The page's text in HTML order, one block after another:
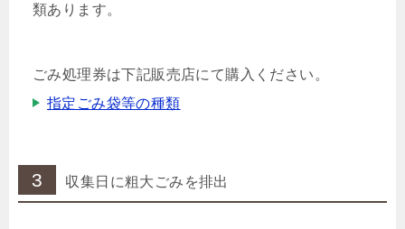
類あります。
ごみ処理券は下記販売店にて購入ください。
指定ごみ袋等の種類
3 収集日に粗大ごみを排出